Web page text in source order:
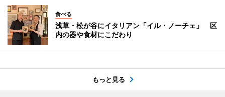
食べる
浅草・松が谷にイタリアン「イル・ノーチェ」 区
内の器や食材にこだわり
もっと見る